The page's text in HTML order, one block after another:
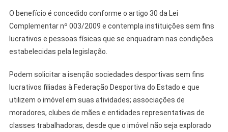
O benefício é concedido conforme o artigo 30 da Lei
Complementar nº 003/2009 e contempla instituições sem fins
lucrativos e pessoas físicas que se enquadram nas condições
estabelecidas pela legislação.
Podem solicitar a isenção sociedades desportivas sem fins
lucrativos filiadas à Federação Desportiva do Estado e que
utilizem o imóvel em suas atividades; associações de
moradores, clubes de mães e entidades representativas de
classes trabalhadoras, desde que o imóvel não seja explorado